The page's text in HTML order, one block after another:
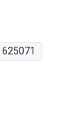
625071